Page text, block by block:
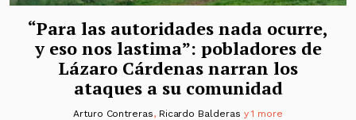
“Para las autoridades nada ocurre,
y eso nos lastima”: pobladores de
Lázaro Cárdenas narran los
ataques a su comunidad
Arturo Contreras, Ricardo Balderas y 1 more